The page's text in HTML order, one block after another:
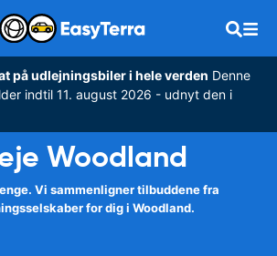
på udlejningsbiler i hele verden Denne
indtil 11. august 2026 - udnyt den i
Woodland
Vi sammenligner tilbuddene fra
for dig i Woodland.